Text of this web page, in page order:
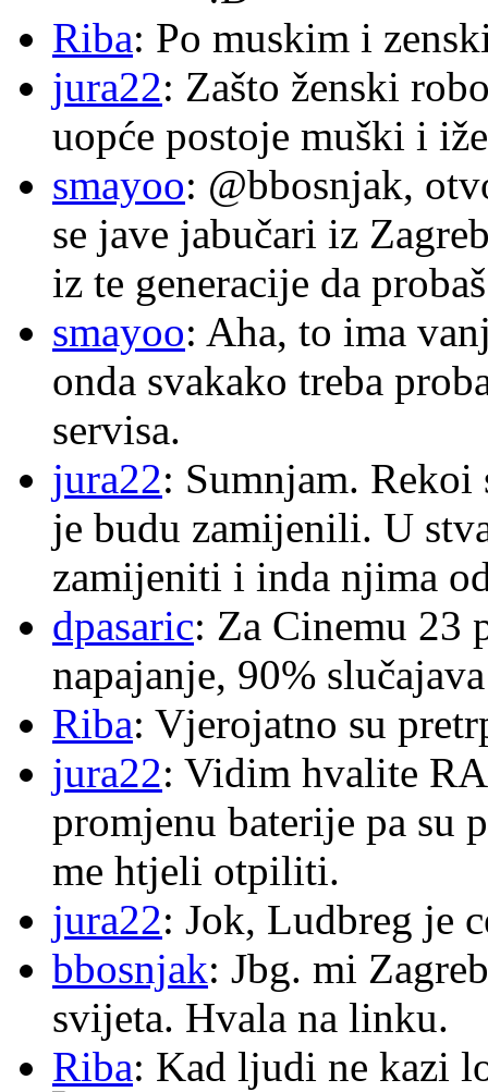
Riba: Po muskim i
jura22: Zašto ženski
uopće postoje muški i
smayoo: @bbosnjak,
se jave jabučari iz
iz te generacije da
smayoo: Aha, to ima
onda svakako treba
servisa.
jura22: Sumnjam. Rekoi
je budu zamijenili. U
zamijeniti i inda njima
dpasaric: Za Cinemu 23
napajanje, 90%
Riba: Vjerojatno su
jura22: Vidim hvalite
promjenu baterije pa su
me htjeli otpiliti.
jura22: Jok, Ludbreg je
bbosnjak: Jbg. mi
svijeta. Hvala na linku.
Riba: Kad ljudi ne kazi